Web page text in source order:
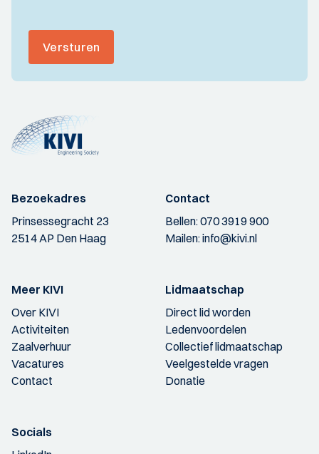
Versturen
Bezoekadres
Prinsessegracht 23
2514 AP Den Haag
Contact
Bellen:070 3919 900
Mailen:info@kivi.nl
Meer KIVI
Over KIVI
Activiteiten
Zaalverhuur
Vacatures
Contact
Lidmaatschap
Direct lid worden
Ledenvoordelen
Collectief lidmaatschap
Veelgestelde vragen
Donatie
Socials